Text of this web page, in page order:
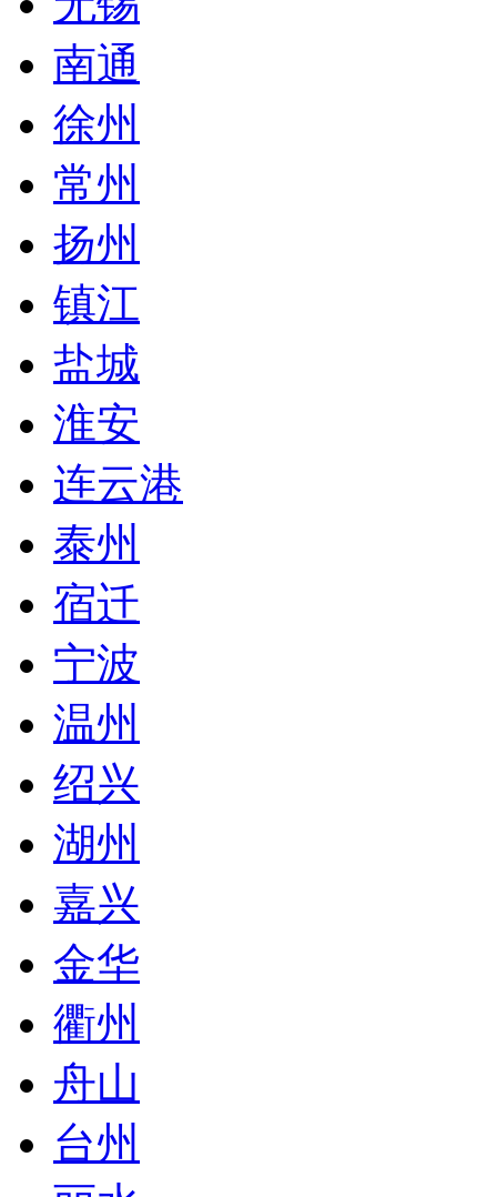
南通
徐州
常州
扬州
镇江
盐城
淮安
连云港
泰州
宿迁
宁波
温州
绍兴
湖州
嘉兴
金华
衢州
舟山
台州